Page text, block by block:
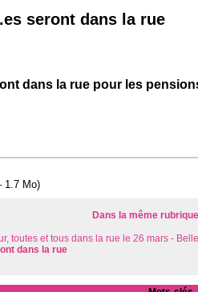
seront dans la rue
dans la rue pour les
1.7 Mo)
Dans la même rubrique
toutes et tous dans la rue le 26 mars -
dans la rue